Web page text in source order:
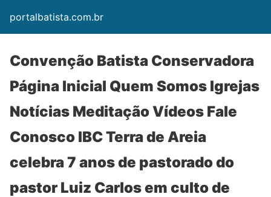
portalbatista.com.br
Convenção Batista Conservadora
Página Inicial Quem Somos Igrejas
Notícias Meditação Vídeos Fale
Conosco IBC Terra de Areia
celebra 7 anos de pastorado do
pastor Luiz Carlos em culto de